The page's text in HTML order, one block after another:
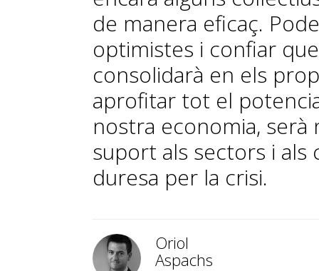
de manera eficaç.
optimistes i confiar
consolidarà en els
aprofitar tot el
nostra economia,
suport als sectors i als
duresa per la crisi.
Oriol
Aspachs